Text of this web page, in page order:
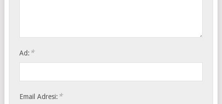
Ad: *
Email Adresi: *